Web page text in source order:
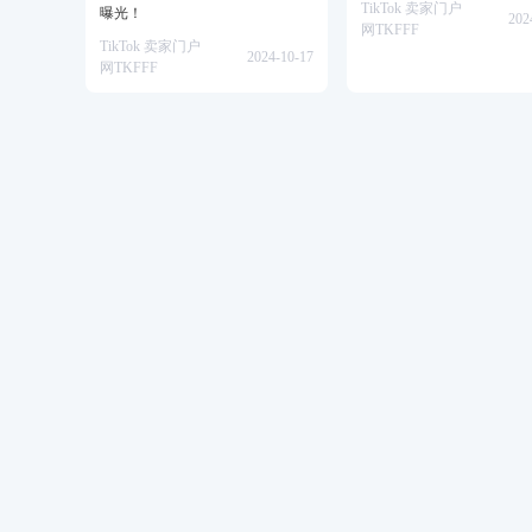
曝光！
TikTok 卖家门户
网TKFFF
2024-10-17
TikTok 卖家门户
网TKFFF